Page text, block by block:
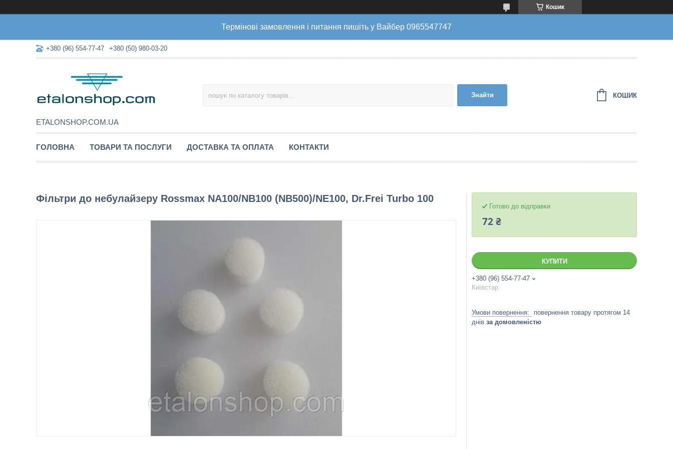
Кошик
Термінові замовлення і питання пишіть у Вайбер 0965547747
+380 (96) 554-77-47 +380 (50) 980-03-20
ETALONSHOP.COM.UA
Знайти КОШИК
ГОЛОВНА ТОВАРИ ТА ПОСЛУГИ ДОСТАВКА ТА ОПЛАТА КОНТАКТИ
Фільтри до небулайзеру Rossmax NA100/NB100 (NB500)/NE100, Dr.Frei Turbo 100
Готово до відправки
72 ₴
КУПИТИ
+380 (96) 554-77-47
Київстар
повернення товару протягом 14
днів за домовленістю